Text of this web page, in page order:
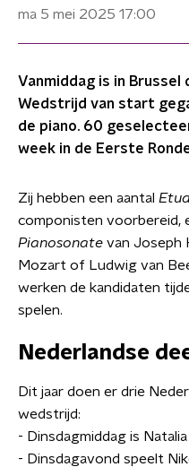
ma 5 mei 2025 17:00
Vanmiddag is in Brussel
Wedstrijd van start
de piano. 60
week in de Eerste
Zij hebben een aantal
componisten voorbereid,
Pianosonate van Joseph
Mozart of Ludwig van
werken de kandidaten
spelen.
Nederlandse
Dit jaar doen er drie
wedstrijd:
- Dinsdagmiddag is
- Dinsdagavond speelt